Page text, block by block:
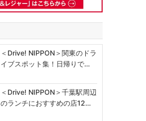
＜Drive! NIPPON＞関東のドラ
イブスポット集！日帰りで…
＜Drive! NIPPON＞千葉駅周辺
のランチにおすすめの店12…